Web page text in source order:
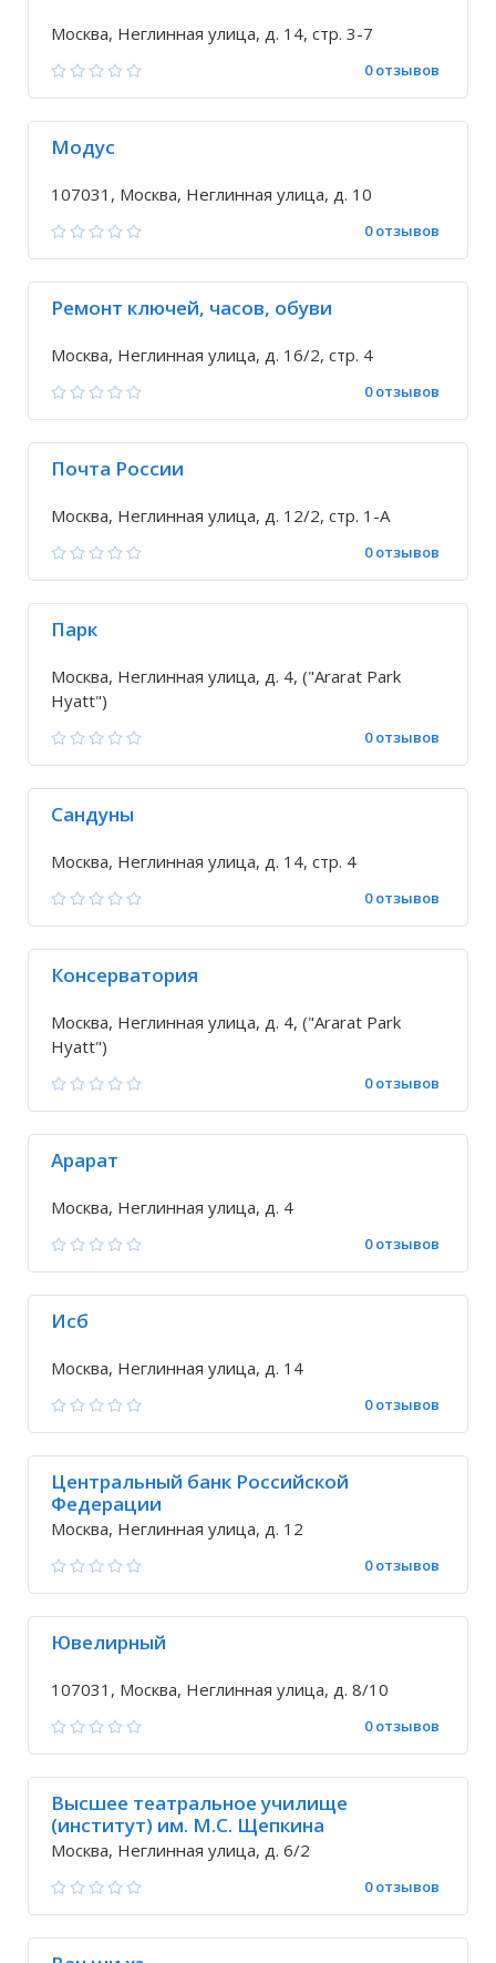
Москва, Неглинная улица, д. 14, стр. 3-7
0 отзывов
Модус
107031, Москва, Неглинная улица, д. 10
0 отзывов
Ремонт ключей, часов, обуви
Москва, Неглинная улица, д. 16/2, стр. 4
0 отзывов
Почта России
Москва, Неглинная улица, д. 12/2, стр. 1-А
0 отзывов
Парк
Москва, Неглинная улица, д. 4, ("Ararat Park
Hyatt")
0 отзывов
Сандуны
Москва, Неглинная улица, д. 14, стр. 4
0 отзывов
Консерватория
Москва, Неглинная улица, д. 4, ("Ararat Park
Hyatt")
0 отзывов
Арарат
Москва, Неглинная улица, д. 4
0 отзывов
Исб
Москва, Неглинная улица, д. 14
0 отзывов
Центральный банк Российской
Федерации
Москва, Неглинная улица, д. 12
0 отзывов
Ювелирный
107031, Москва, Неглинная улица, д. 8/10
0 отзывов
Высшее театральное училище
(институт) им. М.С. Щепкина
Москва, Неглинная улица, д. 6/2
0 отзывов